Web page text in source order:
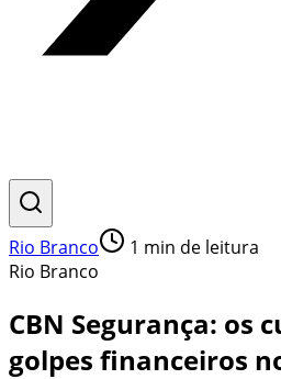
Rio Branco 1 min de leitura
Rio Branco
CBN Segurança: os
golpes financeiros